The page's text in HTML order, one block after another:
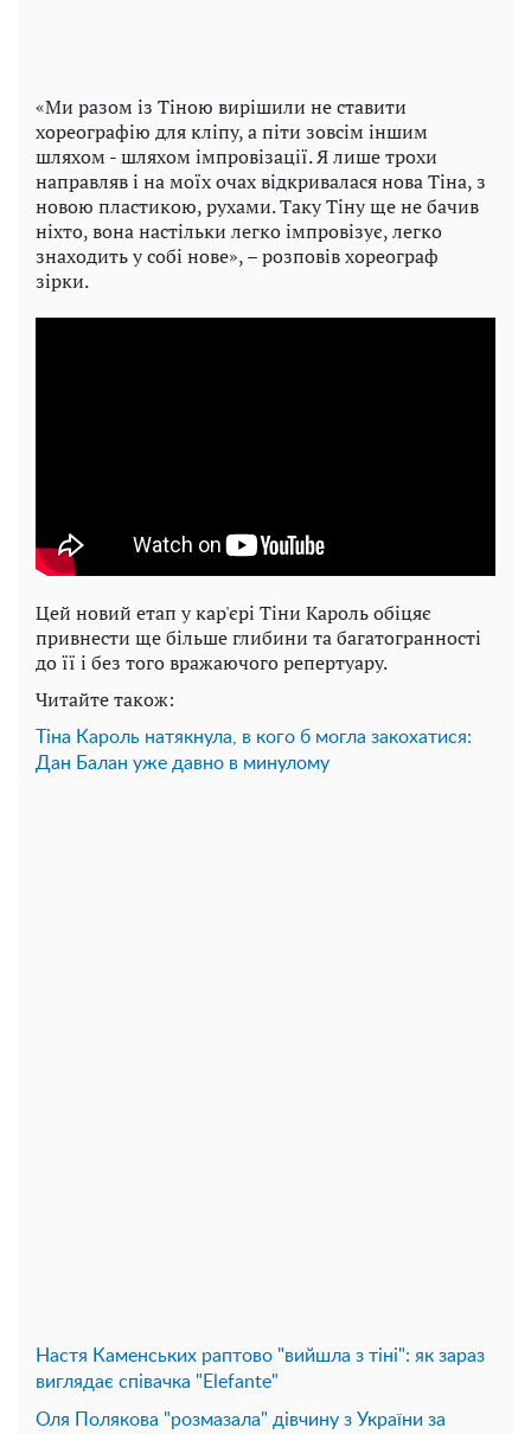
«Ми разом із Тіною вирішили не ставити
хореографію для кліпу, а піти зовсім іншим
шляхом - шляхом імпровізації. Я лише трохи
направляв і на моїх очах відкривалася нова Тіна, з
новою пластикою, рухами. Таку Тіну ще не бачив
ніхто, вона настільки легко імпровізує, легко
знаходить у собі нове», – розповів хореограф
зірки.
Цей новий етап у кар'єрі Тіни Кароль обіцяє
привнести ще більше глибини та багатогранності
до її і без того вражаючого репертуару.
Читайте також:
Тіна Кароль натякнула, в кого б могла закохатися:
Дан Балан уже давно в минулому
Настя Каменських раптово "вийшла з тіні": як зараз
виглядає співачка "Elefante"
Оля Полякова "розмазала" дівчину з України за